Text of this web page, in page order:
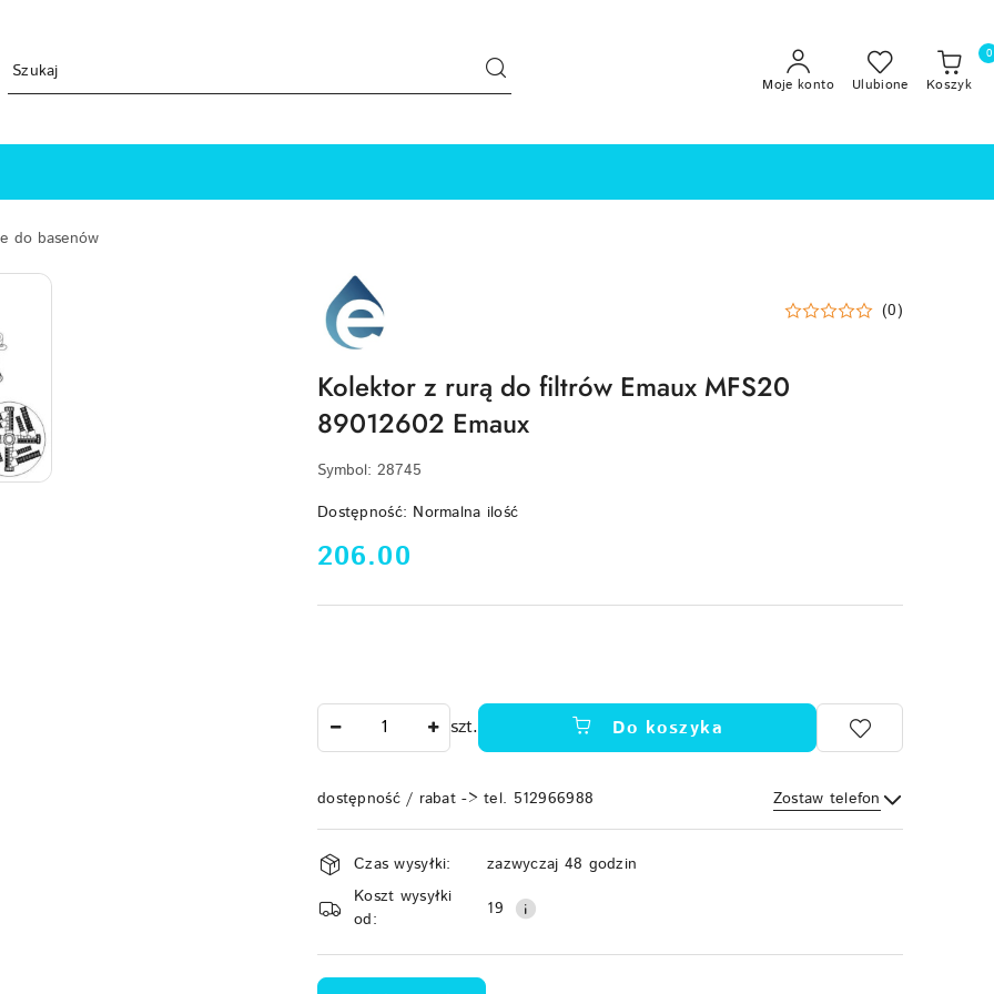
Moje konto Ulubione Koszyk
0
do basenów
EMAUX-
LOGO
(0)
Kolektor z rurą do filtrów Emaux MFS20
89012602 Emaux
Symbol: 28745
Dostępność: Normalna ilość
cena:
206.00
szt. Do koszyka
dostępność / rabat -> tel. 512966988 Zostaw telefon
Wyślij
Dostępność
i
dostawa
Czas wysyłki:
zazwyczaj 48 godzin
Koszt wysyłki
od:
19